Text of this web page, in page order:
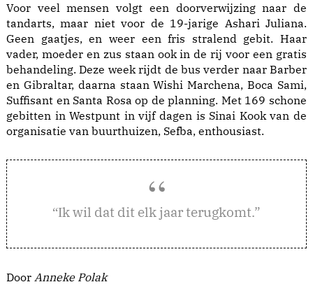
Voor veel mensen volgt een doorverwijzing naar de
tandarts, maar niet voor de 19-jarige Ashari Juliana.
Geen gaatjes, en weer een fris stralend gebit. Haar
vader, moeder en zus staan ook in de rij voor een gratis
behandeling. Deze week rijdt de bus verder naar Barber
en Gibraltar, daarna staan Wishi Marchena, Boca Sami,
Suffisant en Santa Rosa op de planning. Met 169 schone
gebitten in Westpunt in vijf dagen is Sinai Kook van de
organisatie van buurthuizen, Sefba, enthousiast.
“Ik wil dat dit elk jaar terugkomt.”
Door Anneke Polak